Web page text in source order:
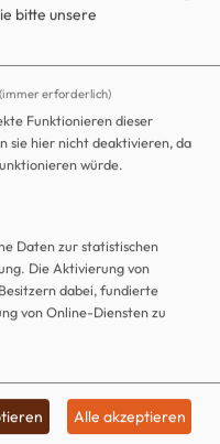
bitte unsere
(immer erforderlich)
Funktionieren dieser
sie hier nicht deaktivieren, da
würde.
Daten zur statistischen
Die Aktivierung von
dabei, fundierte
von Online-Diensten zu
Alle akzeptieren